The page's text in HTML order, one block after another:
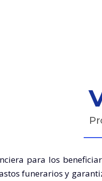
para los
funerarios y